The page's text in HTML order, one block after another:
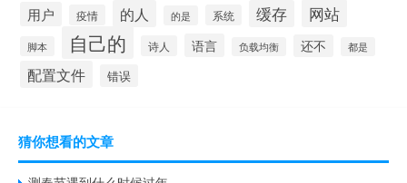
用户 疫情 的人 的是 系统 缓存 网站
脚本 自己的 诗人 语言 负载均衡 还不 都是
配置文件 错误
猜你想看的文章